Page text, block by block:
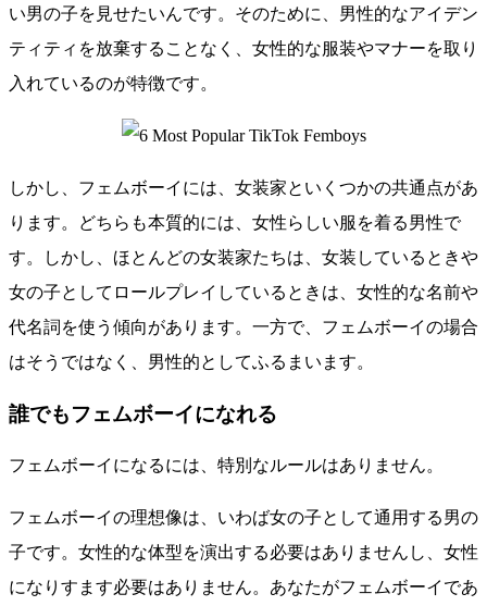
い男の子を見せたいんです。そのために、男性的なアイデン
ティティを放棄することなく、女性的な服装やマナーを取り
入れているのが特徴です。
しかし、フェムボーイには、女装家といくつかの共通点があ
ります。どちらも本質的には、女性らしい服を着る男性で
す。しかし、ほとんどの女装家たちは、女装しているときや
女の子としてロールプレイしているときは、女性的な名前や
代名詞を使う傾向があります。一方で、フェムボーイの場合
はそうではなく、男性的としてふるまいます。
誰でもフェムボーイになれる
フェムボーイになるには、特別なルールはありません。
フェムボーイの理想像は、いわば女の子として通用する男の
子です。女性的な体型を演出する必要はありませんし、女性
になりすます必要はありません。あなたがフェムボーイであ